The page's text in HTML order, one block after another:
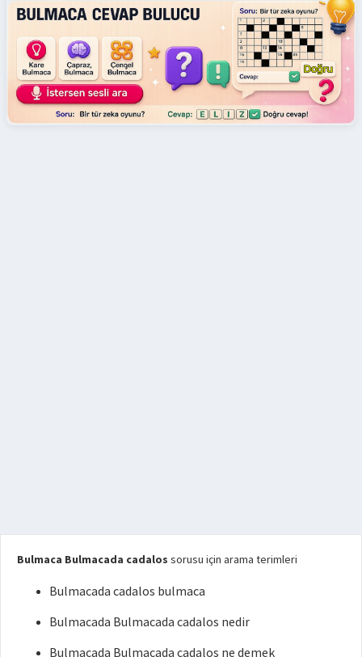
Bulmaca Bulmacada cadalos sorusu için arama terimleri
Bulmacada cadalos bulmaca
Bulmacada Bulmacada cadalos nedir
Bulmacada Bulmacada cadalos ne demek